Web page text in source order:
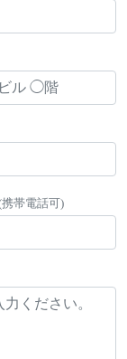
帯電話可)